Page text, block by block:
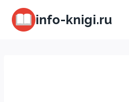
Перейти
содержимому
info-knigi.ru